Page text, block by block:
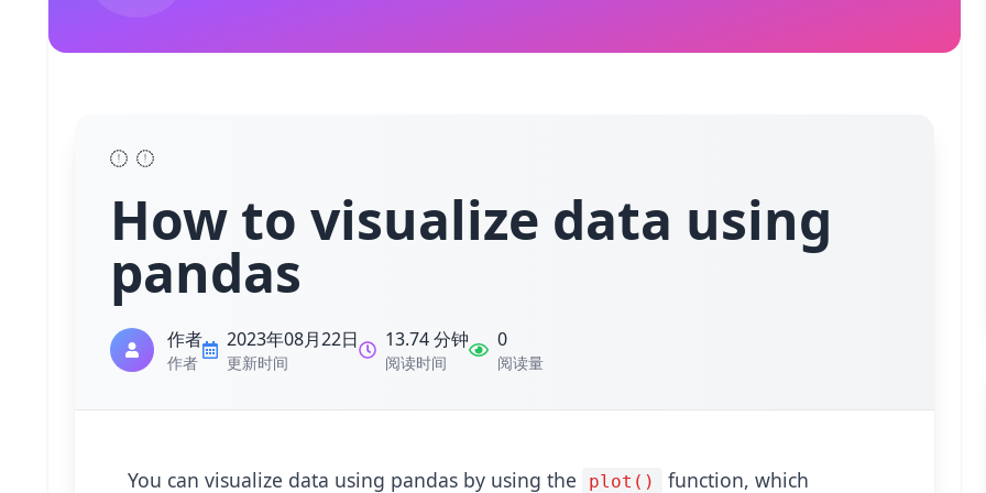
How to visualize data using
pandas
作者
作者
2023年08月22日
更新时间
13.74 分钟
阅读时间
0
阅读量
You can visualize data using pandas by using the plot() function, which